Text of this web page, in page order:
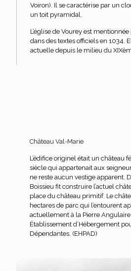
Voiron). Il se caractérise par un
un toit pyramidal.
L’église de Vourey est
dans des textes officiels en 1034.
actuelle depuis le milieu du
Château Val-Marie
L’édifice originel était un château
siècle qui appartenait aux
ne reste aucun vestige apparent.
Boissieu fit construire l’actuel
place du château primitif. Le
hectares de parc qui l’entourent
actuellement à la Pierre
Établissement d’Hébergement
Dépendantes. (EHPAD)